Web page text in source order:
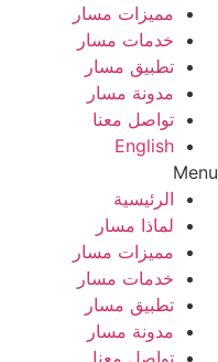
مميزات مسار
خدمات مسار
تطبيق مسار
مدونة مسار
تواصل معنا
English
Menu
الرئيسية
لماذا مسار
مميزات مسار
خدمات مسار
تطبيق مسار
مدونة مسار
تواصل معنا